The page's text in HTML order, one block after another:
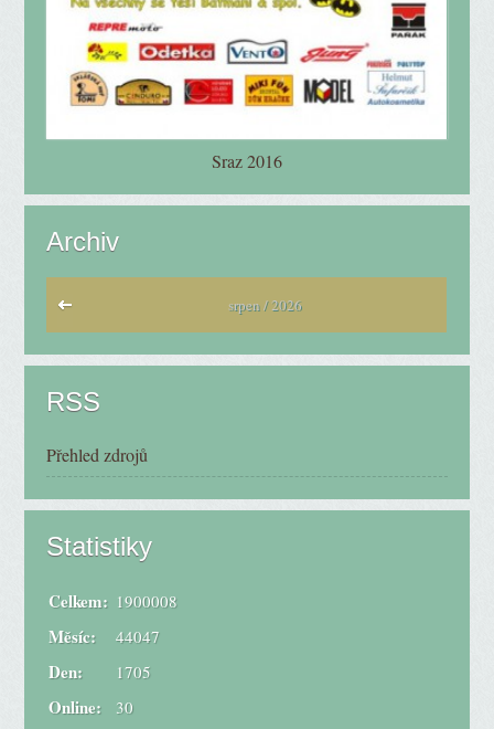
Sraz 2016
Archiv
srpen / 2026
RSS
Přehled zdrojů
Statistiky
Online: 30
Celkem: 1900008
Měsíc: 44047
Den: 1705